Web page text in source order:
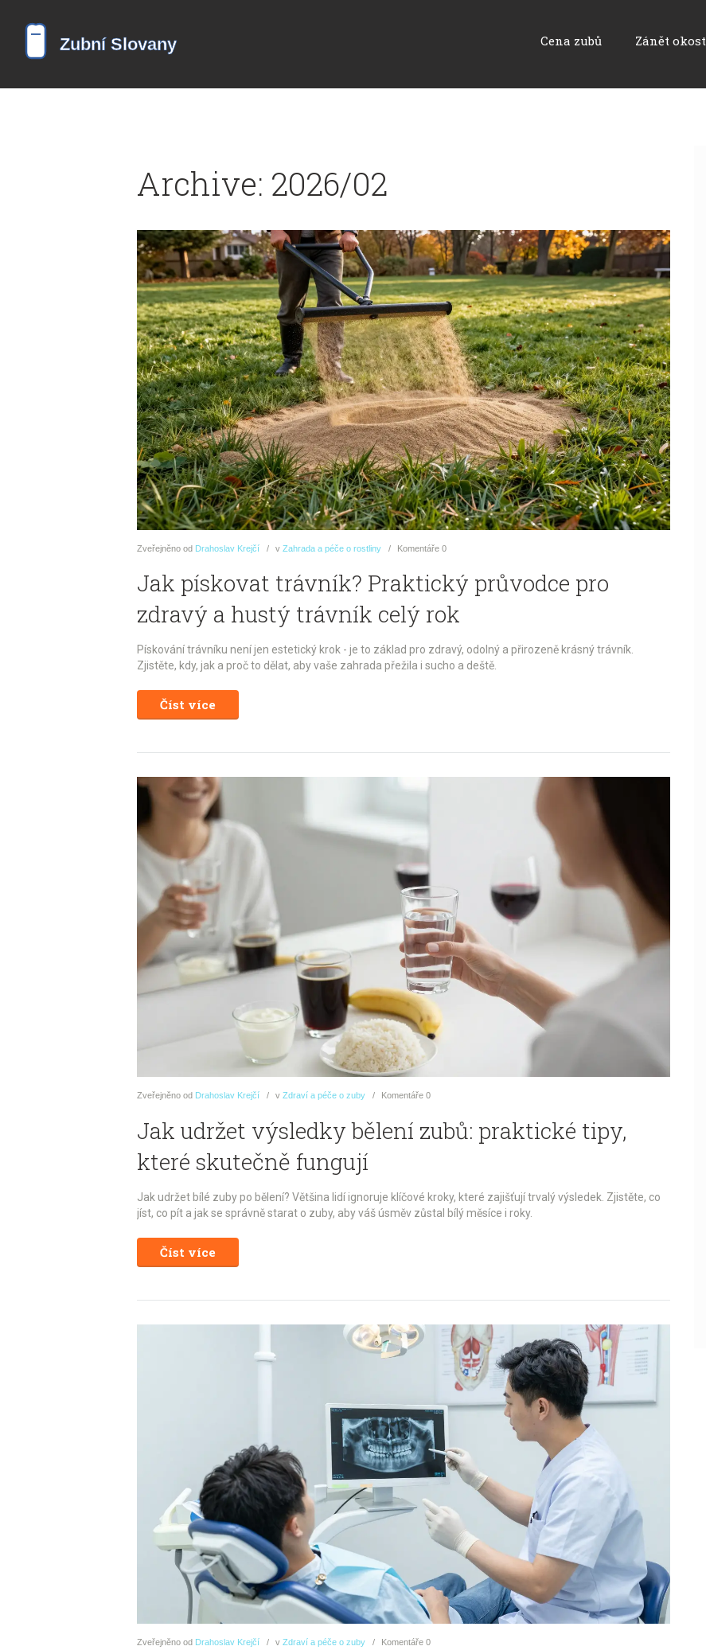
Cena zubů Zánět
Archive: 2026/02
Zveřejněno od Drahoslav Krejčí v Zahrada a péče o rostliny Komentáře 0
Jak pískovat trávník? Praktický průvodce pro
zdravý a hustý trávník celý rok
Pískování trávníku není jen estetický krok - je to základ pro zdravý, odolný a přirozeně krásný trávník.
Zjistěte, kdy, jak a proč to dělat, aby vaše zahrada přežila i sucho a deště.
Číst více
Zveřejněno od Drahoslav Krejčí v Zdraví a péče o zuby Komentáře 0
Jak udržet výsledky bělení zubů: praktické tipy,
které skutečně fungují
Jak udržet bílé zuby po bělení? Většina lidí ignoruje klíčové kroky, které zajišťují trvalý výsledek. Zjistěte, co
jíst, co pít a jak se správně starat o zuby, aby váš úsměv zůstal bílý měsíce i roky.
Číst více
Zveřejněno od Drahoslav Krejčí v Zdraví a péče o zuby Komentáře 0